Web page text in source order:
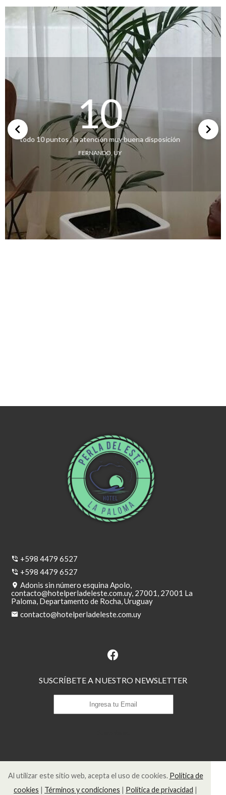
Nuestros huéspedes opinan
10
todo 10 puntos , la atención muy buena disposición
FERNANDO, UY
+598 4479 6527
+598 4479 6527
Adonis sin número esquina Apolo,
contacto@hotelperladeleste.com.uy, 27001, 27001 La
Paloma, Departamento de Rocha, Uruguay
contacto@hotelperladeleste.com.uy
SUSCRÍBETE A NUESTRO NEWSLETTER
Al utilizar este sitio web, acepta el uso de cookies. Política de
cookies | Términos y condiciones | Política de privacidad |